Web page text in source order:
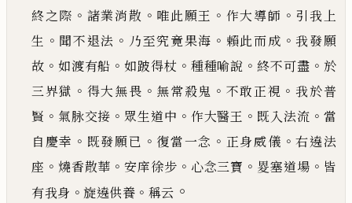
終之際 。 諸業消散 。 唯此願王 。 作大導師 。 引我上
生 。 聞不退法 。 乃至究竟果海 。 賴此而成 。我發願
故 。 如渡有船 。如跛得杖 。 種種喻說 。 終不可盡 。 於
三界獄 。 得大無畏 。 無常殺鬼 。 不敢正視 。我於普
賢 。 氣脉交接 。眾生道中 。 作大醫王 。 既入法流 。 當
自慶幸 。 既發願已 。 復當一念 。 正身威儀 。右遶法
座 。 燒香散華 。安庠徐步 。 心念三寶 。 畟塞道場 。 皆
有我身 。 旋遶供養 。 稱云 。